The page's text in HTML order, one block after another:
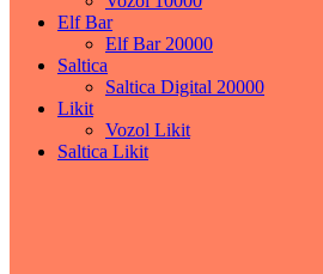
Elf Bar
Elf Bar 20000
Saltica
Saltica Digital 20000
Likit
Vozol Likit
Saltica Likit